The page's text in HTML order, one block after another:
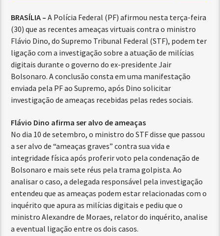
BRASÍLIA – A Polícia Federal (PF) afirmou nesta terça-feira
(30) que as recentes ameaças virtuais contra o ministro
Flávio Dino, do Supremo Tribunal Federal (STF), podem ter
ligação com a investigação sobre a atuação de milícias
digitais durante o governo do ex-presidente Jair
Bolsonaro. A conclusão consta em uma manifestação
enviada pela PF ao Supremo, após Dino solicitar
investigação de ameaças recebidas pelas redes sociais.
Flávio Dino afirma ser alvo de ameaças
No dia 10 de setembro, o ministro do STF disse que passou
a ser alvo de “ameaças graves” contra sua vida e
integridade física após proferir voto pela condenação de
Bolsonaro e mais sete réus pela trama golpista. Ao
analisar o caso, a delegada responsável pela investigação
entendeu que as ameaças podem estar relacionadas com o
inquérito que apura as milícias digitais e pediu que o
ministro Alexandre de Moraes, relator do inquérito, analise
a eventual ligação entre os dois casos.